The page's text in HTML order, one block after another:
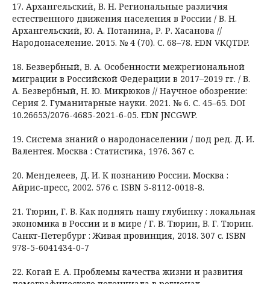
17. Архангельский, В. Н. Региональные различия
естественного движения населения в России / В. Н.
Архангельский, Ю. А. Потанина, Р. Р. Хасанова //
Народонаселение. 2015. № 4 (70). С. 68–78. EDN VKQTDP.
18. Безвербный, В. А. Особенности межрегиональной
миграции в Российской Федерации в 2017–2019 гг. / В.
А. Безвербный, Н. Ю. Микрюков // Научное обозрение:
Серия 2. Гуманитарные науки. 2021. № 6. С. 45–65. DOI
10.26653/2076-4685-2021-6-05. EDN JNCGWP.
19. Система знаний о народонаселении / под ред. Д. И.
Валентея. Москва : Статистика, 1976. 367 с.
20. Менделеев, Д. И. К познанию России. Москва :
Айрис-пресс, 2002. 576 с. ISBN 5-8112-0018-8.
21. Тюрин, Г. В. Как поднять нашу глубинку : локальная
экономика в России и в мире / Г. В. Тюрин, В. Г. Тюрин.
Санкт-Петербург : Живая провинция, 2018. 307 с. ISBN
978-5-6041434-0-7
22. Когай Е. А. Проблемы качества жизни и развития